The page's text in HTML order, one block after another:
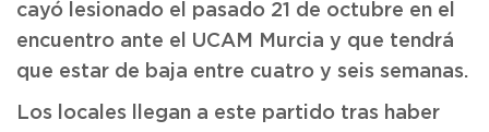
cayó lesionado el pasado 21 de octubre en el
encuentro ante el UCAM Murcia y que tendrá
que estar de baja entre cuatro y seis semanas.
Los locales llegan a este partido tras haber